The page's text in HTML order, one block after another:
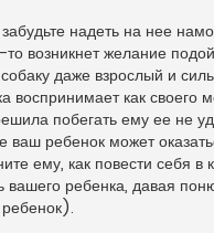
надеть на нее
возникнет желание
даже взрослый и
воспринимает как
побегать ему ее не
ваш ребенок может
ему, как повести себя в
вашего ребенка, давая